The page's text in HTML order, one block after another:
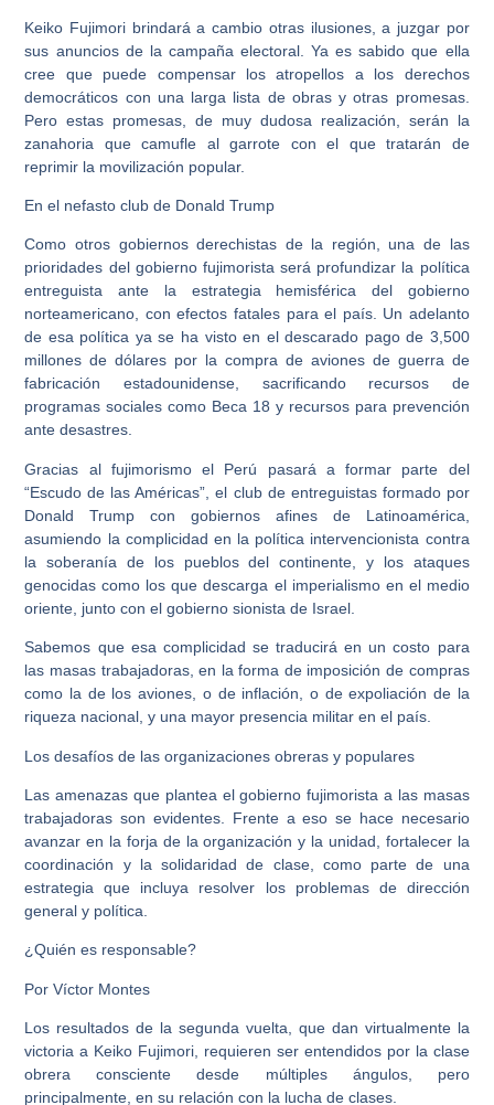
Keiko Fujimori brindará a cambio otras ilusiones, a juzgar por
sus anuncios de la campaña electoral. Ya es sabido que ella
cree que puede compensar los atropellos a los derechos
democráticos con una larga lista de obras y otras promesas.
Pero estas promesas, de muy dudosa realización, serán la
zanahoria que camufle al garrote con el que tratarán de
reprimir la movilización popular.
En el nefasto club de Donald Trump
Como otros gobiernos derechistas de la región, una de las
prioridades del gobierno fujimorista será profundizar la política
entreguista ante la estrategia hemisférica del gobierno
norteamericano, con efectos fatales para el país. Un adelanto
de esa política ya se ha visto en el descarado pago de 3,500
millones de dólares por la compra de aviones de guerra de
fabricación estadounidense, sacrificando recursos de
programas sociales como Beca 18 y recursos para prevención
ante desastres.
Gracias al fujimorismo el Perú pasará a formar parte del
“Escudo de las Américas”, el club de entreguistas formado por
Donald Trump con gobiernos afines de Latinoamérica,
asumiendo la complicidad en la política intervencionista contra
la soberanía de los pueblos del continente, y los ataques
genocidas como los que descarga el imperialismo en el medio
oriente, junto con el gobierno sionista de Israel.
Sabemos que esa complicidad se traducirá en un costo para
las masas trabajadoras, en la forma de imposición de compras
como la de los aviones, o de inflación, o de expoliación de la
riqueza nacional, y una mayor presencia militar en el país.
Los desafíos de las organizaciones obreras y populares
Las amenazas que plantea el gobierno fujimorista a las masas
trabajadoras son evidentes. Frente a eso se hace necesario
avanzar en la forja de la organización y la unidad, fortalecer la
coordinación y la solidaridad de clase, como parte de una
estrategia que incluya resolver los problemas de dirección
general y política.
¿Quién es responsable?
Por Víctor Montes
Los resultados de la segunda vuelta, que dan virtualmente la
victoria a Keiko Fujimori, requieren ser entendidos por la clase
obrera consciente desde múltiples ángulos, pero
principalmente, en su relación con la lucha de clases.